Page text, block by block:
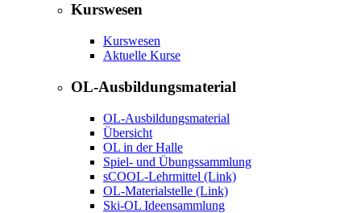
Kurswesen
Kurswesen
Aktuelle Kurse
OL-Ausbildungsmaterial
OL-Ausbildungsmaterial
Übersicht
OL in der Halle
Spiel- und Übungssammlung
sCOOL-Lehrmittel (Link)
OL-Materialstelle (Link)
Ski-OL Ideensammlung